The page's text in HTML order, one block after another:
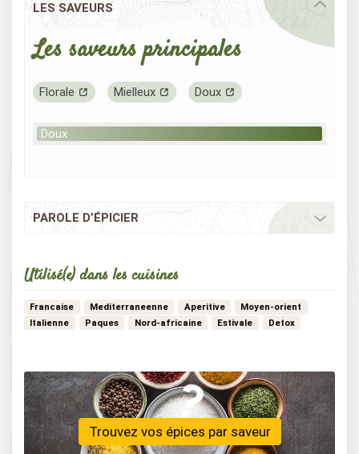
LES SAVEURS
Les saveurs principales
Florale Mielleux Doux
Doux
PAROLE D’ÉPICIER
Utilisé(e) dans les cuisines
Francaise Mediterraneenne Aperitive
Moyen-orient
Italienne
Paques Nord-africaine Estivale
Detox
…
Trouvez vos épices par saveur